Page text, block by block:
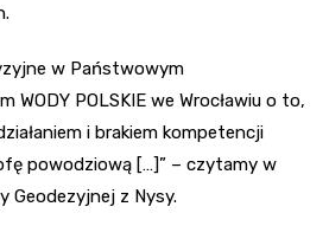
w Państwowym
WODY POLSKIE we Wrocławiu o to,
i brakiem kompetencji
powodziową […]” – czytamy w
Geodezyjnej z Nysy.